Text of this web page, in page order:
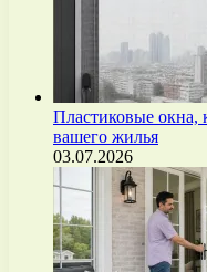
Пластиковые окна,
вашего жилья
03.07.2026